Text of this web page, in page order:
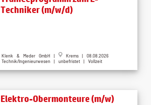
Techniker (m/w/d)
Klenk & Meder GmbH |
Krems | 08.08.2026
Technik/Ingenieurwesen | unbefristet | Vollzeit
Elektro-Obermonteure (m/w)